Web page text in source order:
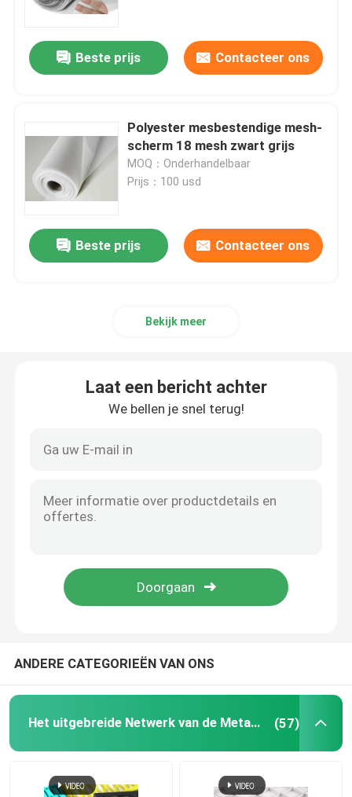
Geweven draaddoek
de omheining van de metaaldraad
Gelast Draadnetwerk
Het Netwerk van de metaalveiligheid
Gelaste Staalgrating
Scheermesprikkeldraad
Versterkt gaas voor pijpleidingen
Beste prijs Contacteer ons
Polyester mesbestendige mesh-
scherm 18 mesh zwart grijs
MOQ：Onderhandelbaar
Prijs：100 usd
Beste prijs Contacteer ons
Bekijk meer
Laat een bericht achter
We bellen je snel terug!
ANDERE CATEGORIEËN VAN ONS
Het uitgebreide Netwerk van de Metaaldraad (57)